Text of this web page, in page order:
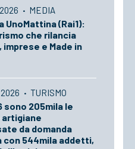
· MEDIA
UnoMattina (Rai1):
che rilancia
e Made in
· TURISMO
sono 205mila le
artigiane
da domanda
544mila addetti,